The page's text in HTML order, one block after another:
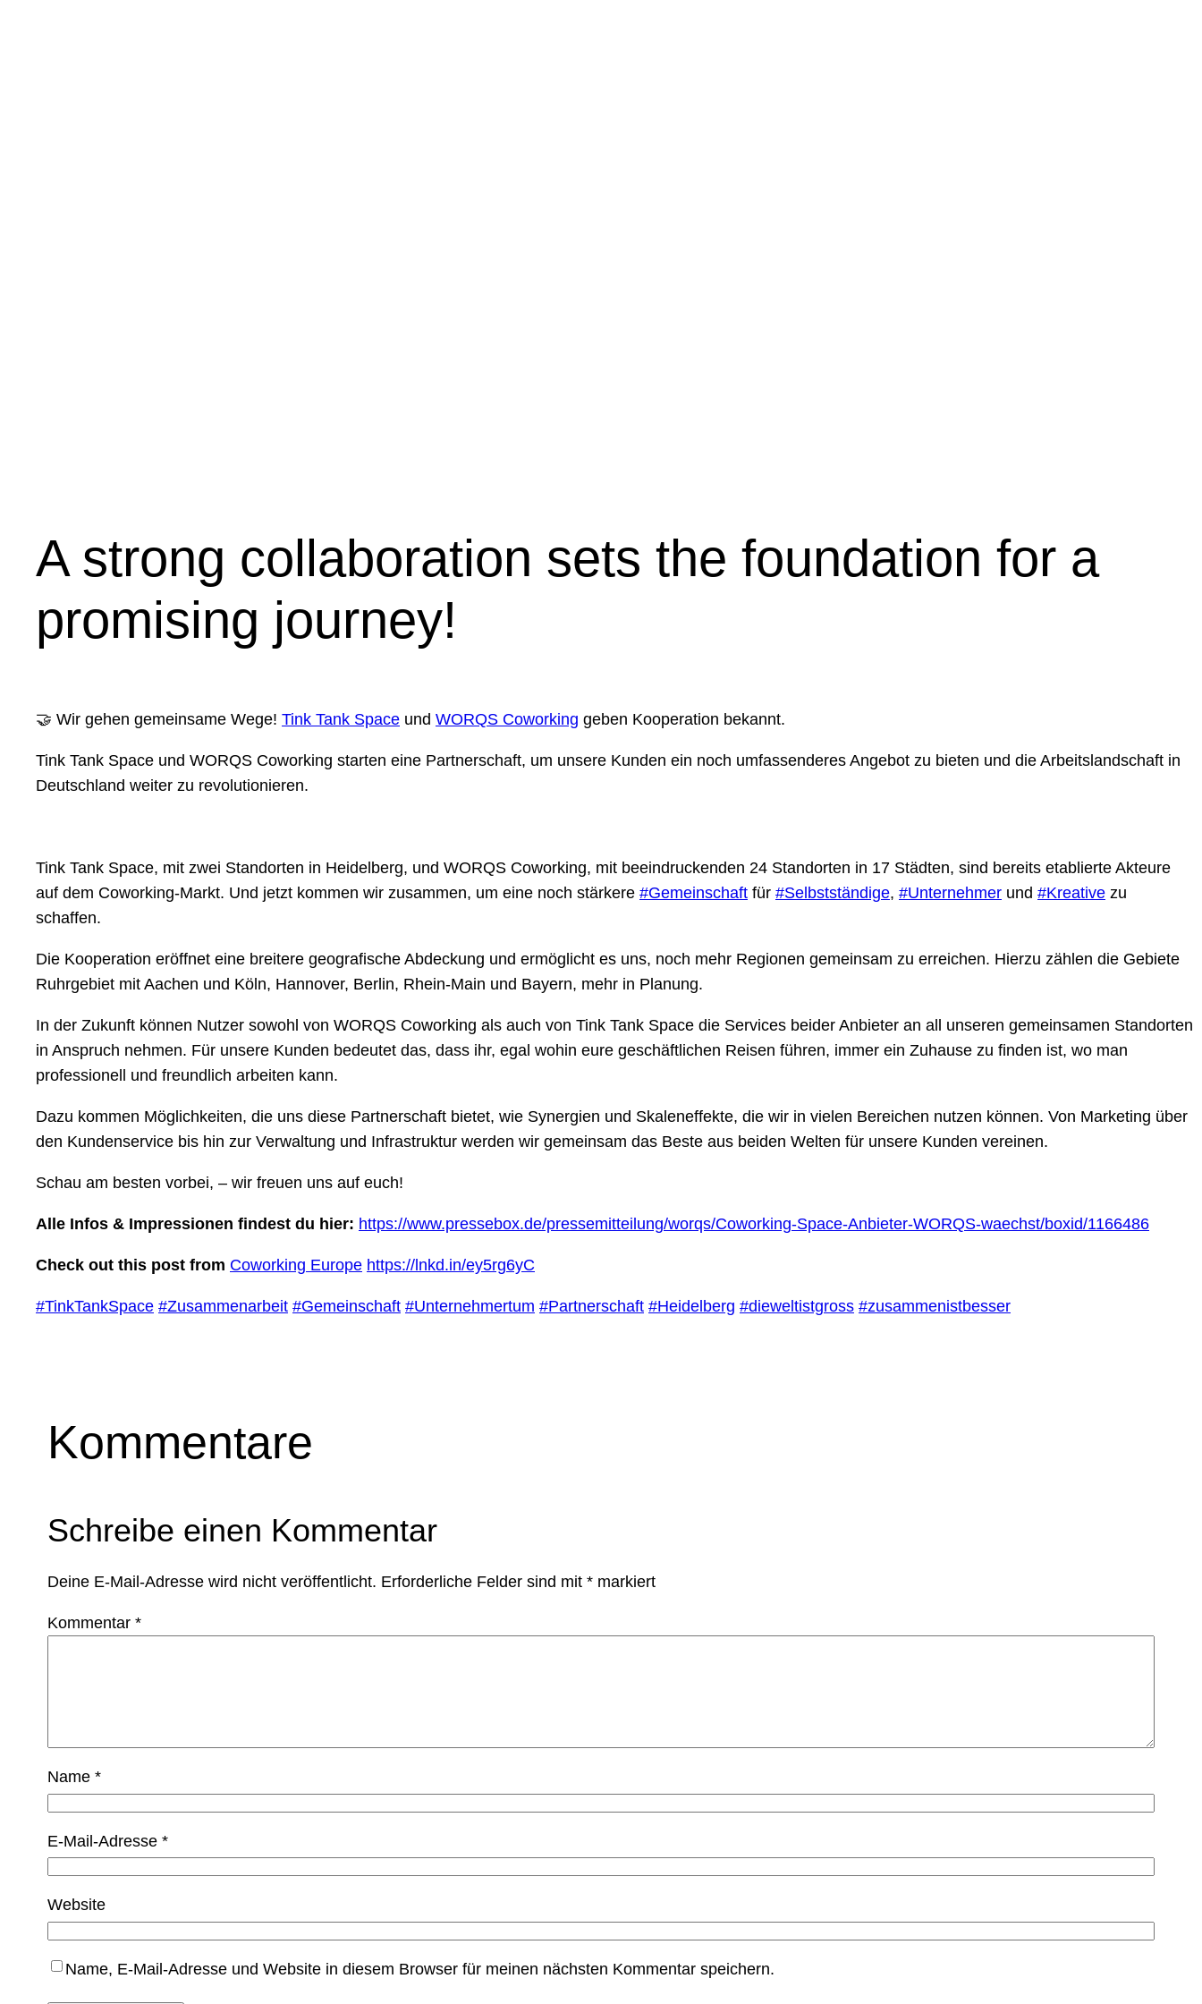
A strong collaboration sets the foundation for a
promising journey!
🤝 Wir gehen gemeinsame Wege! Tink Tank Space und WORQS Coworking geben Kooperation bekannt.
Tink Tank Space und WORQS Coworking starten eine Partnerschaft, um unsere Kunden ein noch umfassenderes Angebot zu bieten und die Arbeitslandschaft in
Deutschland weiter zu revolutionieren.
Tink Tank Space, mit zwei Standorten in Heidelberg, und WORQS Coworking, mit beeindruckenden 24 Standorten in 17 Städten, sind bereits etablierte Akteure
auf dem Coworking-Markt. Und jetzt kommen wir zusammen, um eine noch stärkere #Gemeinschaft für #Selbstständige, #Unternehmer und #Kreative zu
schaffen.
Die Kooperation eröffnet eine breitere geografische Abdeckung und ermöglicht es uns, noch mehr Regionen gemeinsam zu erreichen. Hierzu zählen die Gebiete
Ruhrgebiet mit Aachen und Köln, Hannover, Berlin, Rhein-Main und Bayern, mehr in Planung.
In der Zukunft können Nutzer sowohl von WORQS Coworking als auch von Tink Tank Space die Services beider Anbieter an all unseren gemeinsamen Standorten
in Anspruch nehmen. Für unsere Kunden bedeutet das, dass ihr, egal wohin eure geschäftlichen Reisen führen, immer ein Zuhause zu finden ist, wo man
professionell und freundlich arbeiten kann.
Dazu kommen Möglichkeiten, die uns diese Partnerschaft bietet, wie Synergien und Skaleneffekte, die wir in vielen Bereichen nutzen können. Von Marketing über
den Kundenservice bis hin zur Verwaltung und Infrastruktur werden wir gemeinsam das Beste aus beiden Welten für unsere Kunden vereinen.
Schau am besten vorbei, – wir freuen uns auf euch!
Alle Infos & Impressionen findest du hier: https://www.pressebox.de/pressemitteilung/worqs/Coworking-Space-Anbieter-WORQS-waechst/boxid/1166486
Check out this post from Coworking Europe https://lnkd.in/ey5rg6yC
#TinkTankSpace #Zusammenarbeit #Gemeinschaft #Unternehmertum #Partnerschaft #Heidelberg #dieweltistgross #zusammenistbesser
Kommentare
Schreibe einen Kommentar
Deine E-Mail-Adresse wird nicht veröffentlicht. Erforderliche Felder sind mit* markiert
Kommentar*
Name*
E-Mail-Adresse*
Website
Name, E-Mail-Adresse und Website in diesem Browser für meinen nächsten Kommentar speichern.